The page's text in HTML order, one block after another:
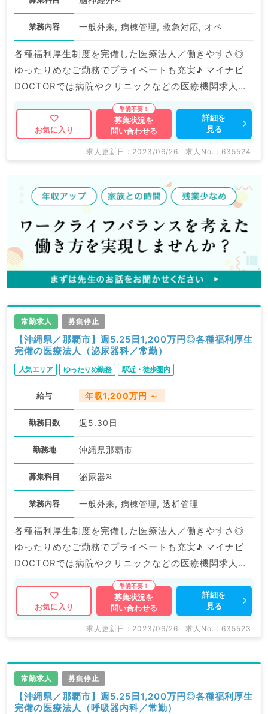
業務内容 一般外来, 病棟管理, 救急対応, オペ
各種福利厚生制度を完備した医療法人／働きやすさ◎
ゆったりめなご勤務でプライベートも充実♪ マイナビ
DOCTORでは病院やクリニックなどの医療機関求人は
もちろんのこと、 掲載情報以外にも産業医等の企業系
求人も多数扱っています。 求人内容の詳細等はお気軽
にお問合せ下さい。
お気に入り
募集状況を
問い合わせる
詳細を
見る
求人更新日 : 2023/06/26 求人No. : 635524
常勤求人 募集停止
【沖縄県／那覇市】週5.25日1,200万円◎各種福利厚生
完備の医療法人（泌尿器科／常勤）
人気エリア ゆったりめ勤務 駅近・徒歩圏内
給与 年収1,200万円 ～
勤務日数 週5.30日
勤務地 沖縄県那覇市
募集科目 泌尿器科
業務内容 一般外来, 病棟管理, 透析管理
各種福利厚生制度を完備した医療法人／働きやすさ◎
ゆったりめなご勤務でプライベートも充実♪ マイナビ
DOCTORでは病院やクリニックなどの医療機関求人は
もちろんのこと、 掲載情報以外にも産業医等の企業系
求人も多数扱っています。 求人内容の詳細等はお気軽
にお問合せ下さい。
お気に入り
募集状況を
問い合わせる
詳細を
見る
求人更新日 : 2023/06/26 求人No. : 635523
常勤求人 募集停止
【沖縄県／那覇市】週5.25日1,200万円◎各種福利厚生
完備の医療法人（呼吸器内科／常勤）